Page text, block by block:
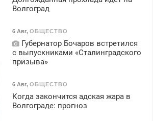
Волгоград
6 Авг, ОБЩЕСТВО
Губернатор Бочаров встретился
с выпускниками «Сталинградского
призыва»
6 Авг, ОБЩЕСТВО
Когда закончится адская жара в
Волгограде: прогноз